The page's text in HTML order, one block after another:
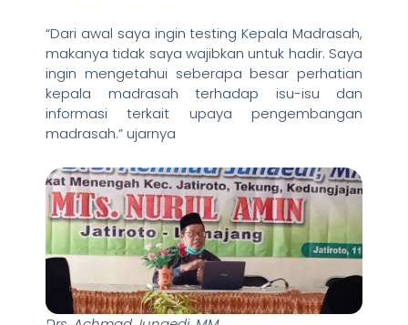
“Dari awal saya ingin testing Kepala Madrasah,
makanya tidak saya wajibkan untuk hadir. Saya
ingin mengetahui seberapa besar perhatian
kepala madrasah terhadap isu-isu dan
informasi terkait upaya pengembangan
madrasah.” ujarnya